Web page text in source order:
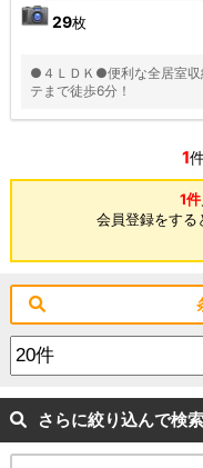
29枚
●４ＬＤＫ●便利な全居室
テまで徒歩6分！
1
1件
会員登録をする
さらに絞り込んで検